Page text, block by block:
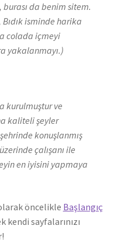
da benim sitem.
isminde harika
colada içmeyi
yakalanmayı.)
kurulmuştur ve
kaliteli şeyler
konuşlanmış
çalışanı ile
en iyisini yapmaya
öncelikle Başlangıç
kendi sayfalarınızı